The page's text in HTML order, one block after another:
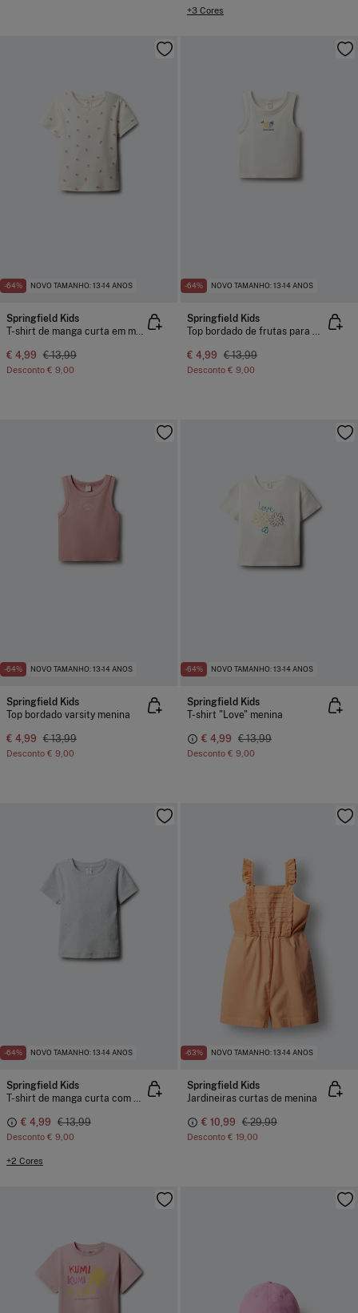
+3 Cores
-64% NOVO TAMANHO: 13-14 ANOS
Springfield Kids
T-shirt de manga curta em malha canelada com morangos para menina
€ 4,99 € 13,99
Desconto € 9,00
-64% NOVO TAMANHO: 13-14 ANOS
Springfield Kids
Top bordado de frutas para menina
€ 4,99 € 13,99
Desconto € 9,00
-64% NOVO TAMANHO: 13-14 ANOS
Springfield Kids
Top bordado varsity menina
€ 4,99 € 13,99
Desconto € 9,00
-64% NOVO TAMANHO: 13-14 ANOS
Springfield Kids
T-shirt "Love" menina
€ 4,99 € 13,99
Desconto € 9,00
-64% NOVO TAMANHO: 13-14 ANOS
Springfield Kids
T-shirt de manga curta com debruado de flores para menina
€ 4,99 € 13,99
Desconto € 9,00
+2 Cores
-63% NOVO TAMANHO: 13-14 ANOS
Springfield Kids
Jardineiras curtas de menina
€ 10,99 € 29,99
Desconto € 19,00